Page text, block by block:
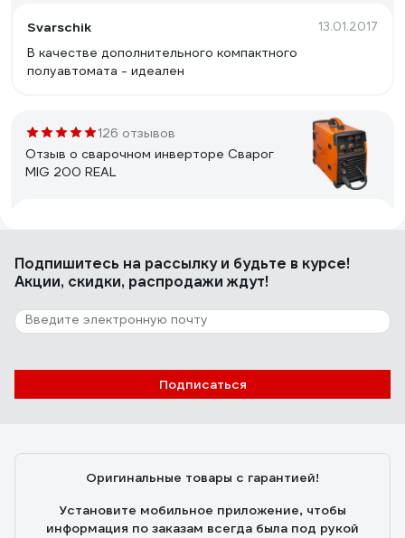
Svarschik 13.01.2017
В качестве дополнительного компактного
полуавтомата - идеален
126 отзывов
Отзыв о сварочном инверторе Сварог
MIG 200 REAL
2 отзыва
Отзыв о механизме подачи проволоки ПТК
Вччеслав Т. 07.03.2022
Подпишитесь на рассылкуи будьте в курсе!
Акции, скидки, распродажи ждут!
Подписаться
Оригинальные товары с гарантией!
Установите мобильное приложение, чтобы
информация по заказам всегда была под рукой